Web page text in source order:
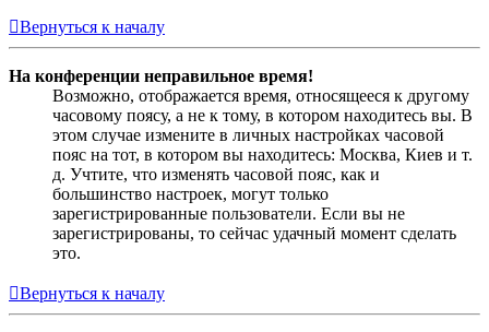
Вернуться к началу
На конференции неправильное время!
Возможно, отображается время, относящееся к другому
часовому поясу, а не к тому, в котором находитесь вы. В
этом случае измените в личных настройках часовой
пояс на тот, в котором вы находитесь: Москва, Киев и т.
д. Учтите, что изменять часовой пояс, как и
большинство настроек, могут только
зарегистрированные пользователи. Если вы не
зарегистрированы, то сейчас удачный момент сделать
это.
Вернуться к началу